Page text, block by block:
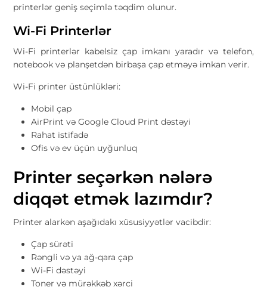
printerlər geniş seçimlə təqdim olunur.
Wi-Fi Printerlər
Wi-Fi printerlər kabelsiz çap imkanı yaradır və telefon,
notebook və planşetdən birbaşa çap etməyə imkan verir.
Wi-Fi printer üstünlükləri:
Mobil çap
AirPrint və Google Cloud Print dəstəyi
Rahat istifadə
Ofis və ev üçün uyğunluq
Printer seçərkən nələrə
diqqət etmək lazımdır?
Printer alarkən aşağıdakı xüsusiyyətlər vacibdir:
Çap sürəti
Rəngli və ya ağ-qara çap
Wi-Fi dəstəyi
Toner və mürəkkəb xərci